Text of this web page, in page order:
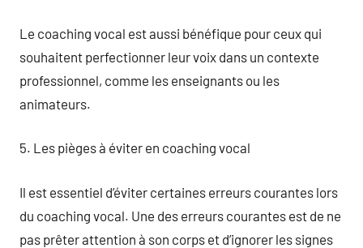
Le coaching vocal est aussi bénéfique pour ceux qui
souhaitent perfectionner leur voix dans un contexte
professionnel, comme les enseignants ou les
animateurs.
5. Les pièges à éviter en coaching vocal
Il est essentiel d’éviter certaines erreurs courantes lors
du coaching vocal. Une des erreurs courantes est de ne
pas prêter attention à son corps et d’ignorer les signes